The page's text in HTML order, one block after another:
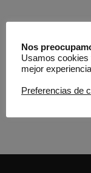
Nos
Usamos cookies
mejor
Preferencias de